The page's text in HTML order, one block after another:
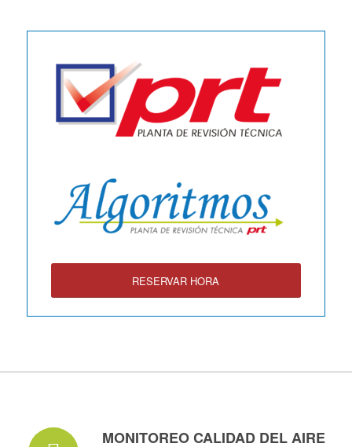
RESERVAR HORA
MONITOREO CALIDAD DEL AIRE